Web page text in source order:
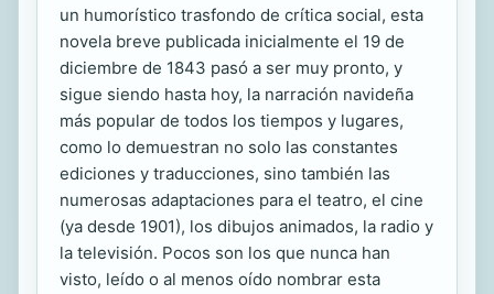
un humorístico trasfondo de crítica social, esta
novela breve publicada inicialmente el 19 de
diciembre de 1843 pasó a ser muy pronto, y
sigue siendo hasta hoy, la narración navideña
más popular de todos los tiempos y lugares,
como lo demuestran no solo las constantes
ediciones y traducciones, sino también las
numerosas adaptaciones para el teatro, el cine
(ya desde 1901), los dibujos animados, la radio y
la televisión. Pocos son los que nunca han
visto, leído o al menos oído nombrar esta